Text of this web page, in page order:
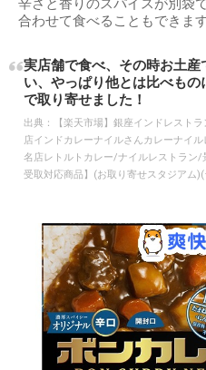
辛さと香りのスパイスが別袋
合わせて食べることもできます
実店舗で食べ、その時お土
い、やっぱり他とは比べも
で取り寄せました！
出典：
【楽天市場】銀座インドレスト
店インドカレーナイルさんカレーナイ
名店レトルトカレー/ナイルレストラン
受取対応商品】(お取り寄せスタジア